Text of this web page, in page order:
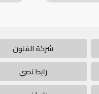
شركة الفنون
رابط نصي